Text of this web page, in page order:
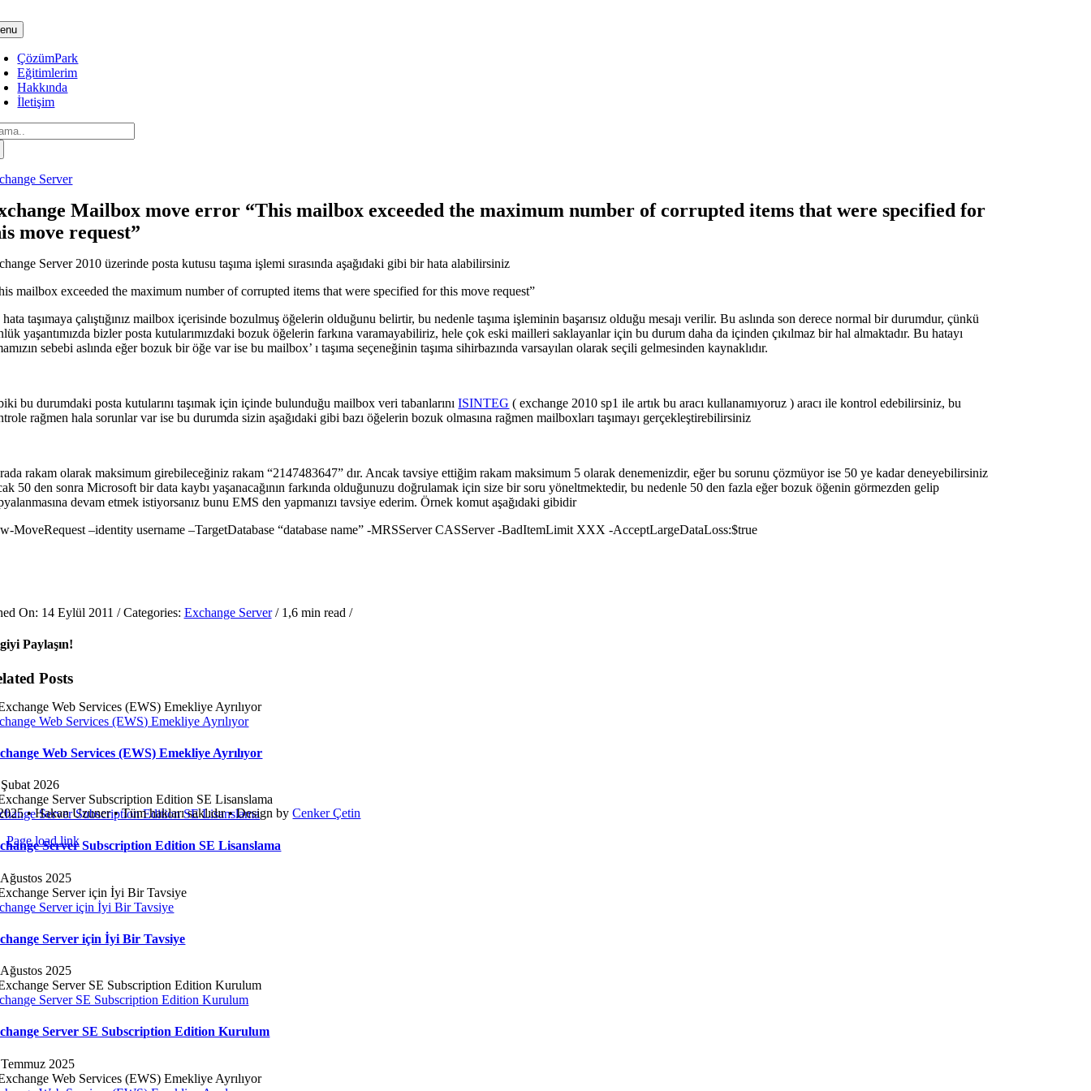
to
content
ÇözümPark
Eğitimlerim
Hakkında
İletişim
Server
Mailbox move error “This mailbox exceeded the maximum number of corrupted items that were specified for
move request”
Server 2010 üzerinde posta kutusu taşıma işlemi sırasında aşağıdaki gibi bir hata alabilirsiniz
mailbox exceeded the maximum number of corrupted items that were specified for this move request”
taşımaya çalıştığınız mailbox içerisinde bozulmuş öğelerin olduğunu belirtir, bu nedenle taşıma işleminin başarısız olduğu mesajı verilir. Bu aslında son derece normal bir durumdur, çünkü
yaşantımızda bizler posta kutularımızdaki bozuk öğelerin farkına varamayabiliriz, hele çok eski mailleri saklayanlar için bu durum daha da içinden çıkılmaz bir hal almaktadır. Bu hatayı
sebebi aslında eğer bozuk bir öğe var ise bu mailbox’ ı taşıma seçeneğinin taşıma sihirbazında varsayılan olarak seçili gelmesinden kaynaklıdır.
bu durumdaki posta kutularını taşımak için içinde bulunduğu mailbox veri tabanlarınıISINTEG ( exchange 2010 sp1 ile artık bu aracı kullanamıyoruz ) aracı ile kontrol edebilirsiniz, bu
rağmen hala sorunlar var ise bu durumda sizin aşağıdaki gibi bazı öğelerin bozuk olmasına rağmen mailboxları taşımayı gerçekleştirebilirsiniz
rakam olarak maksimum girebileceğiniz rakam “2147483647” dır. Ancak tavsiye ettiğim rakam maksimum 5 olarak denemenizdir, eğer bu sorunu çözmüyor ise 50 ye kadar deneyebilirsiniz
50 den sonra Microsoft bir data kaybı yaşanacağının farkında olduğunuzu doğrulamak için size bir soru yöneltmektedir, bu nedenle 50 den fazla eğer bozuk öğenin görmezden gelip
devam etmek istiyorsanız bunu EMS den yapmanızı tavsiye ederim. Örnek komut aşağıdaki gibidir
MoveRequest –identity username –TargetDatabase “database name” -MRSServer CASServer -BadItemLimit XXX -AcceptLargeDataLoss:$true
On: 14 Eylül 2011 /Categories: Exchange Server/ 1,6 min read /
Paylaşın!
Posts
Web Services (EWS) Emekliye Ayrılıyor
Web Services (EWS) Emekliye Ayrılıyor
2026
Server Subscription Edition SE Lisanslama
Server Subscription Edition SE Lisanslama
2025
Server için İyi Bir Tavsiye
Server için İyi Bir Tavsiye
2025
Server SE Subscription Edition Kurulum
Server SE Subscription Edition Kurulum
2025
• Hakan Uzuner • Tüm hakları saklıdır • Design byCenker Çetin
Page load link
Go
Top